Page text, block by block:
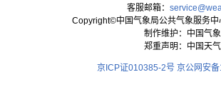
客服邮箱：
Copyright©中国气象局公共气象服务
制作维护：中国气
郑重声明：中国天
京ICP证010385-2号 京公网安